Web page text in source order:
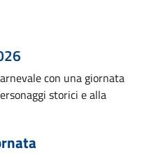
con una giornata
storici e alla